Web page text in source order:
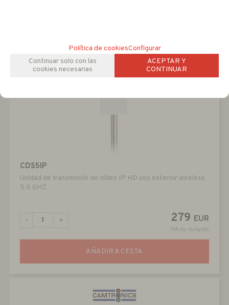
CDS5IP
Unidad de transmisión de vídeo IP HD uso exterior wireless
5.6 GHZ
279 EUR
IVA no incluido
- +
AÑADIR A CESTA
Política de cookiesConfigurar
Continuar solo con las
cookies necesarias
ACEPTAR Y
CONTINUAR